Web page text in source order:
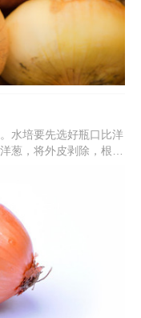
水培要先选好瓶口比洋
葱，将外皮剥除，根部
，切开洋葱取出完整的
。